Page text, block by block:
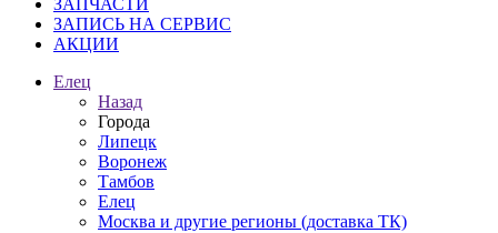
ЗАПЧАСТИ
ЗАПИСЬ НА СЕРВИС
АКЦИИ
Елец
Назад
Города
Липецк
Воронеж
Тамбов
Елец
Москва и другие регионы (доставка ТК)